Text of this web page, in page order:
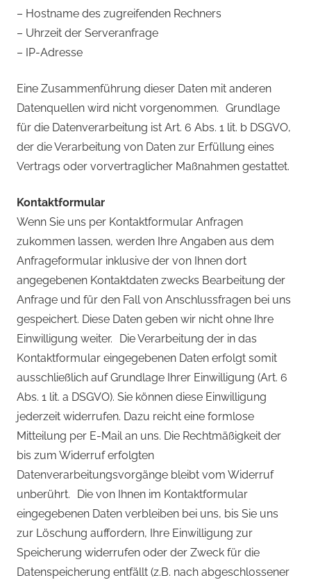
– Hostname des zugreifenden Rechners
– Uhrzeit der Serveranfrage
– IP-Adresse
Eine Zusammenführung dieser Daten mit anderen
Datenquellen wird nicht vorgenommen. Grundlage
für die Datenverarbeitung ist Art. 6 Abs. 1 lit. b DSGVO,
der die Verarbeitung von Daten zur Erfüllung eines
Vertrags oder vorvertraglicher Maßnahmen gestattet.
Kontaktformular
Wenn Sie uns per Kontaktformular Anfragen
zukommen lassen, werden Ihre Angaben aus dem
Anfrageformular inklusive der von Ihnen dort
angegebenen Kontaktdaten zwecks Bearbeitung der
Anfrage und für den Fall von Anschlussfragen bei uns
gespeichert. Diese Daten geben wir nicht ohne Ihre
Einwilligung weiter. Die Verarbeitung der in das
Kontaktformular eingegebenen Daten erfolgt somit
ausschließlich auf Grundlage Ihrer Einwilligung (Art. 6
Abs. 1 lit. a DSGVO). Sie können diese Einwilligung
jederzeit widerrufen. Dazu reicht eine formlose
Mitteilung per E-Mail an uns. Die Rechtmäßigkeit der
bis zum Widerruf erfolgten
Datenverarbeitungsvorgänge bleibt vom Widerruf
unberührt. Die von Ihnen im Kontaktformular
eingegebenen Daten verbleiben bei uns, bis Sie uns
zur Löschung auffordern, Ihre Einwilligung zur
Speicherung widerrufen oder der Zweck für die
Datenspeicherung entfällt (z.B. nach abgeschlossener